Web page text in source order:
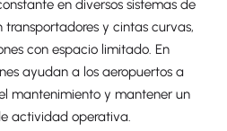
en diversos sistemas de
y cintas curvas,
con espacio limitado. En
ayudan a los aeropuertos a
mantenimiento y mantener un
actividad operativa.